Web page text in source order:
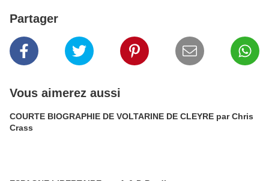
Partager
Vous aimerez aussi
COURTE BIOGRAPHIE DE VOLTARINE DE CLEYRE par Chris
Crass